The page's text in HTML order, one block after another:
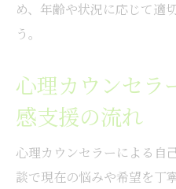
め、年齢や状況に応じて適
う。
心理カウンセラ
感支援の流れ
心理カウンセラーによる自
談で現在の悩みや希望を丁